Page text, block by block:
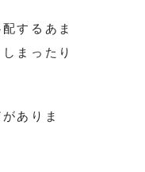
するあま
まったり
ありま